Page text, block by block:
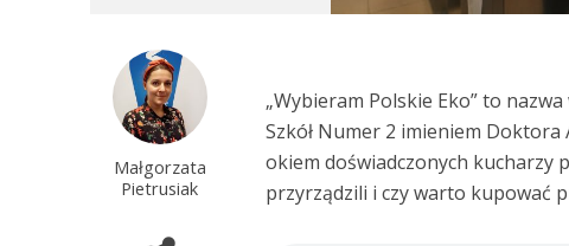
Małgorzata
Pietrusiak
„Wybieram Polskie Eko” to
Szkół Numer 2 imieniem
okiem doświadczonych kucharzy
przyrządzili i czy warto kupować